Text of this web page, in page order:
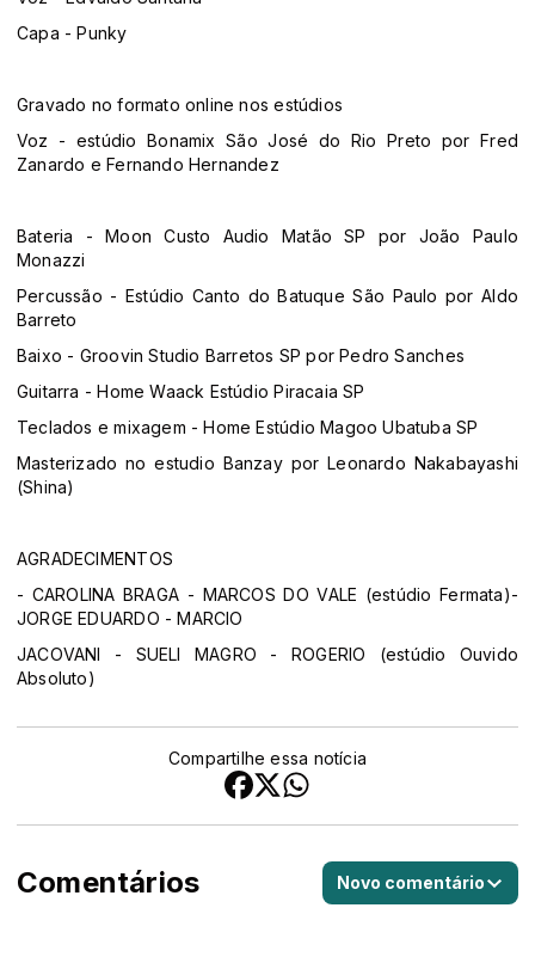
Capa - Punky
Gravado no formato online nos estúdios
Voz - estúdio Bonamix São José do Rio Preto por Fred
Zanardo e Fernando Hernandez
Bateria - Moon Custo Audio Matão SP por João Paulo
Monazzi
Percussão - Estúdio Canto do Batuque São Paulo por Aldo
Barreto
Baixo - Groovin Studio Barretos SP por Pedro Sanches
Guitarra - Home Waack Estúdio Piracaia SP
Teclados e mixagem - Home Estúdio Magoo Ubatuba SP
Masterizado no estudio Banzay por Leonardo Nakabayashi
(Shina)
AGRADECIMENTOS
- CAROLINA BRAGA - MARCOS DO VALE (estúdio Fermata)-
JORGE EDUARDO - MARCIO
JACOVANI - SUELI MAGRO - ROGERIO (estúdio Ouvido
Absoluto)
Compartilhe essa notícia
Comentários Novo comentário